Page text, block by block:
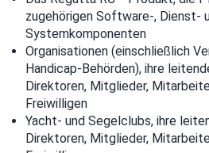
zugehörigen Software-, Dienst-
Systemkomponenten
Organisationen (einschließlich
Handicap-Behörden), ihre
Direktoren, Mitglieder,
Freiwilligen
Yacht- und Segelclubs, ihre
Direktoren, Mitglieder,